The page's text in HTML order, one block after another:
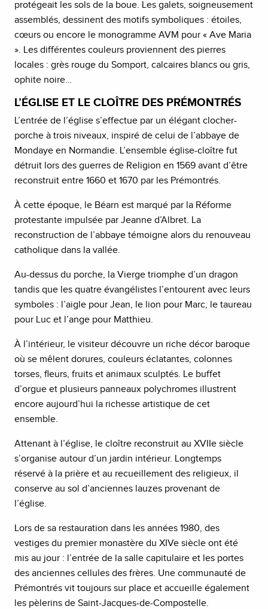
protégeait les sols de la boue. Les galets, soigneusement
assemblés, dessinent des motifs symboliques : étoiles,
cœurs ou encore le monogramme AVM pour « Ave Maria
». Les différentes couleurs proviennent des pierres
locales : grès rouge du Somport, calcaires blancs ou gris,
ophite noire…
L’ÉGLISE ET LE CLOÎTRE DES PRÉMONTRÉS
L’entrée de l’église s’effectue par un élégant clocher-
porche à trois niveaux, inspiré de celui de l’abbaye de
Mondaye en Normandie. L’ensemble église-cloître fut
détruit lors des guerres de Religion en 1569 avant d’être
reconstruit entre 1660 et 1670 par les Prémontrés.
À cette époque, le Béarn est marqué par la Réforme
protestante impulsée par Jeanne d’Albret. La
reconstruction de l’abbaye témoigne alors du renouveau
catholique dans la vallée.
Au-dessus du porche, la Vierge triomphe d’un dragon
tandis que les quatre évangélistes l’entourent avec leurs
symboles : l’aigle pour Jean, le lion pour Marc, le taureau
pour Luc et l’ange pour Matthieu.
À l’intérieur, le visiteur découvre un riche décor baroque
où se mêlent dorures, couleurs éclatantes, colonnes
torses, fleurs, fruits et animaux sculptés. Le buffet
d’orgue et plusieurs panneaux polychromes illustrent
encore aujourd’hui la richesse artistique de cet
ensemble.
Attenant à l’église, le cloître reconstruit au XVIIe siècle
s’organise autour d’un jardin intérieur. Longtemps
réservé à la prière et au recueillement des religieux, il
conserve au sol d’anciennes lauzes provenant de
l’église.
Lors de sa restauration dans les années 1980, des
vestiges du premier monastère du XIVe siècle ont été
mis au jour : l’entrée de la salle capitulaire et les portes
des anciennes cellules des frères. Une communauté de
Prémontrés vit toujours sur place et accueille également
les pèlerins de Saint-Jacques-de-Compostelle.